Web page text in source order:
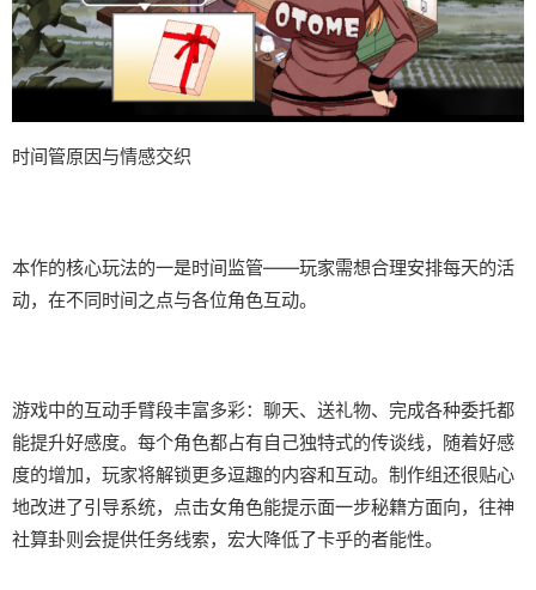
时间管原因与情感交织
本作的核心玩法的一是时间监管——玩家需想合理安排每天的活
动，在不同时间之点与各位角色互动。
游戏中的​​互动手臂段丰富多彩​​：聊天、送礼物、完成各种委托都
能提升好感度。每个角色都占有自己独特式的传谈线，随着好感
度的增加，玩家将解锁更多逗趣的内容和互动。制作组还很贴心
地改进了引导系统，点击女角色能提示面一步秘籍方面向，往神
社算卦则会提供任务线索，宏大降低了卡乎的者能性。